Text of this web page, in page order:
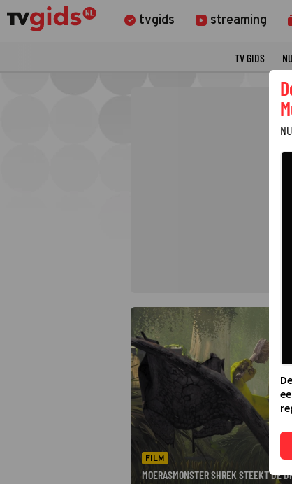
tvgids streaming
TV GIDS
FILM
MOERASMONSTER SHREK STEEKT DE